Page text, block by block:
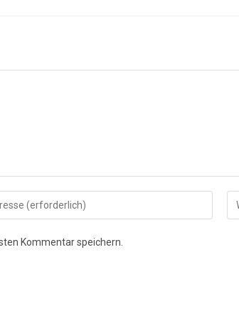
Kommentar speichern.